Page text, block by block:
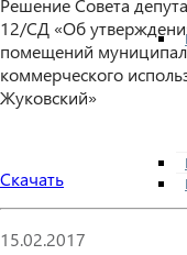
12/СД «Об
помещений
коммерческого
Жуковский»
Скачать
15.02.2017